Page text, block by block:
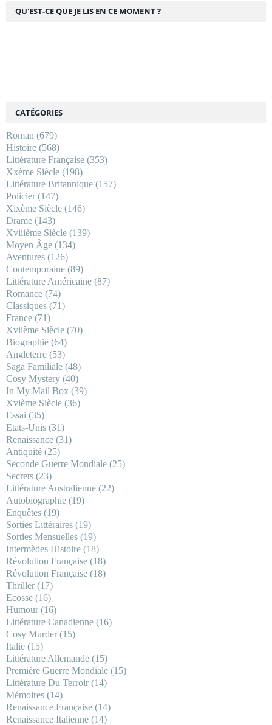
CATÉGORIES
Roman (679)
Histoire (568)
Littérature Française (353)
Xxème Siècle (198)
Littérature Britannique (157)
Policier(147)
Xixème Siècle (146)
Drame (143)
Xviiième Siècle (139)
Moyen Âge (134)
Aventures (126)
Contemporaine (89)
Littérature Américaine (87)
Romance (74)
Classiques (71)
France (71)
Xviième Siècle (70)
Biographie (64)
Angleterre (53)
Saga Familiale (48)
Cosy Mystery (40)
In My Mail Box (39)
Xvième Siècle (36)
Essai (35)
Etats-Unis (31)
Renaissance (31)
Antiquité (25)
Seconde Guerre Mondiale (25)
Secrets (23)
Littérature Australienne (22)
Autobiographie (19)
Enquêtes (19)
Sorties Littéraires (19)
Sorties Mensuelles (19)
Intermèdes Histoire (18)
Révolution Française (18)
Révolution Française (18)
Thriller(17)
Ecosse (16)
Humour(16)
Littérature Canadienne (16)
Cosy Murder(15)
Italie (15)
Littérature Allemande (15)
Première Guerre Mondiale (15)
Littérature Du Terroir(14)
Mémoires (14)
Renaissance Française (14)
Renaissance Italienne (14)
QU'EST-CE QUE JE LIS EN CE MOMENT ?